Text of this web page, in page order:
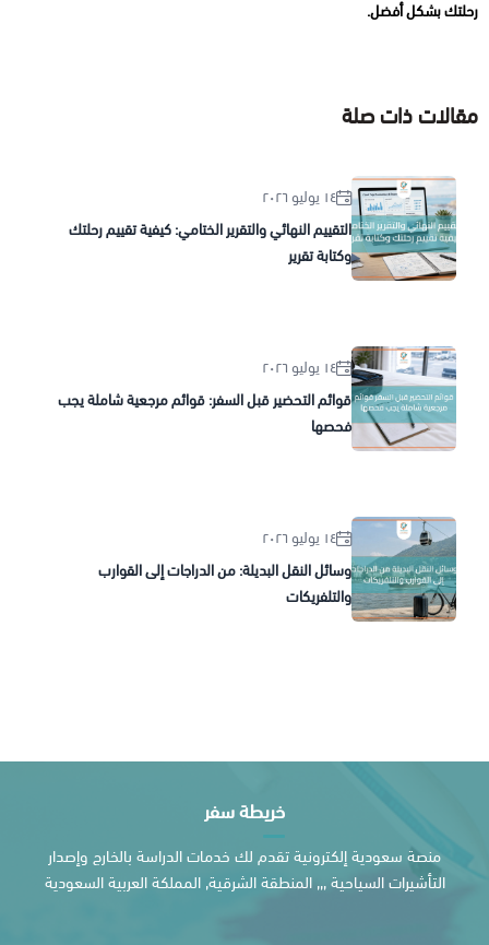
رحلتك بشكل أفضل.
مقالات ذات صلة
١٤ يوليو ٢٠٢٦
التقييم النهائي والتقرير الختامي: كيفية تقييم رحلتك
وكتابة تقرير
١٤ يوليو ٢٠٢٦
قوائم التحضير قبل السفر: قوائم مرجعية شاملة يجب
فحصها
١٤ يوليو ٢٠٢٦
وسائل النقل البديلة: من الدراجات إلى القوارب
والتلفريكات
خريطة سفر
منصة سعودية إلكترونية تقدم لك خدمات الدراسة بالخارج وإصدار
التأشيرات السياحية ,,, المنطقة الشرقية, المملكة العربية السعودية